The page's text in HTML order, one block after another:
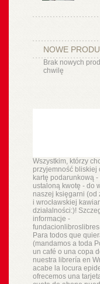
NOWE
Brak nowych
chwilę
Wszystkim, którzy
przyjemność bliskiej
kartę podarunkową
ustaloną kwotę - do
naszej księgarni (od
i wrocławskiej
działalności:)!
informacje -
Para todos que
(mandamos a toda
un café o una copa
nuestra libreríaen
acabe la locura
ofrecemos una